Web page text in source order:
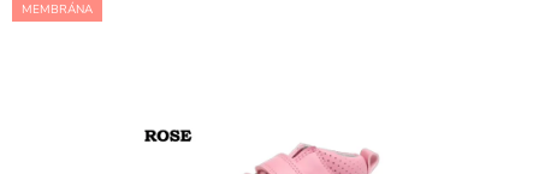
MEMBRÁNA